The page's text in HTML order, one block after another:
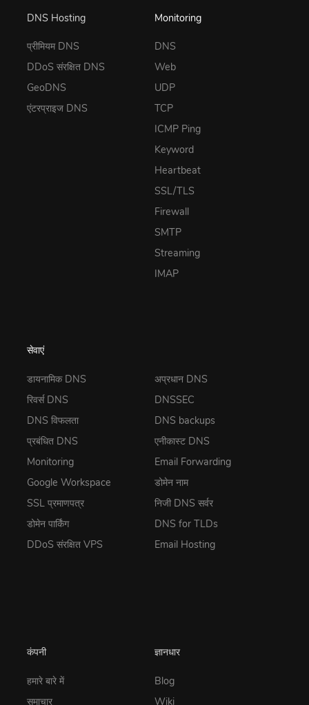
DNS Hosting
प्रीमियम DNS
DDoS संरक्षित DNS
GeoDNS
एंटरप्राइज DNS
Monitoring
DNS
Web
UDP
TCP
ICMP Ping
Keyword
Heartbeat
SSL/TLS
Firewall
SMTP
Streaming
IMAP
सेवाएं
डायनामिक DNS
रिवर्स DNS
DNS विफलता
प्रबंधित DNS
Monitoring
Google Workspace
SSL प्रमाणपत्र
डोमेन पार्किंग
DDoS संरक्षित VPS
अप्रधान DNS
DNSSEC
DNS backups
एनीकास्ट DNS
Email Forwarding
डोमेन नाम
निजी DNS सर्वर
DNS for TLDs
Email Hosting
कंपनी
हमारे बारे में
समाचार
ज्ञानधार
Blog
Wiki